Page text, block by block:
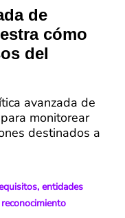
de
cómo
del
avanzada de
monitorear
destinados a
entidades